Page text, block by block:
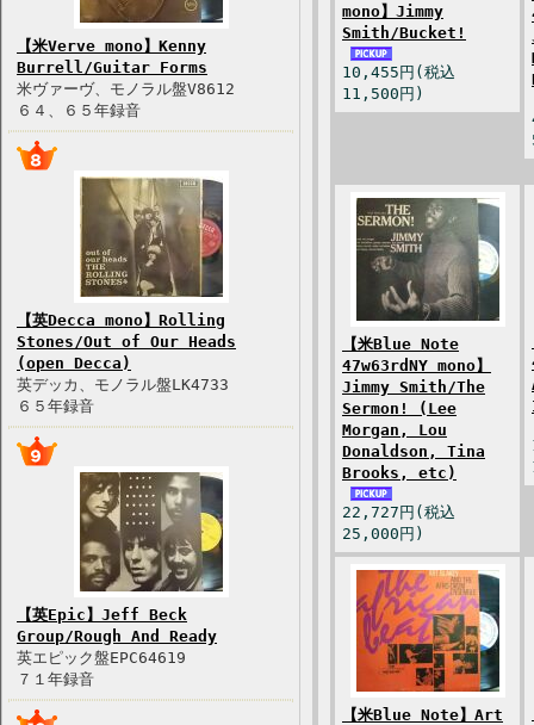
【米Verve mono】Kenny
Burrell/Guitar Forms
米ヴァーヴ、モノラル盤V8612
６４、６５年録音
【英Decca mono】Rolling
Stones/Out of Our Heads
(open Decca)
英デッカ、モノラル盤LK4733
６５年録音
【英Epic】Jeff Beck
Group/Rough And Ready
英エピック盤EPC64619
７１年録音
mono】Jimmy
Smith/Bucket!
10,455円(税込
11,500円)
【米Blue Note
47w63rdNY mono】
Jimmy Smith/The
Sermon! (Lee
Morgan, Lou
Donaldson, Tina
Brooks, etc)
22,727円(税込
25,000円)
【米Blue Note】Art